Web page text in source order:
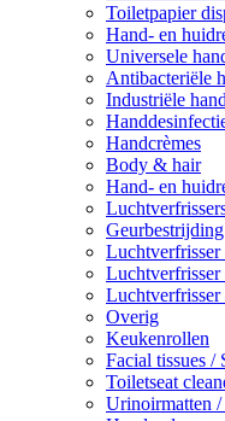
Toiletpapier
Hand- en
Universele
Antibacteriële
Industriële
Handcrèmes
Body & hair
Hand- en
Geurbestrijding
Luchtverfrisser
Luchtverfrisser
Luchtverfrisser
Overig
Keukenrollen
Facial tissues /
Toiletseat
Urinoirmatten